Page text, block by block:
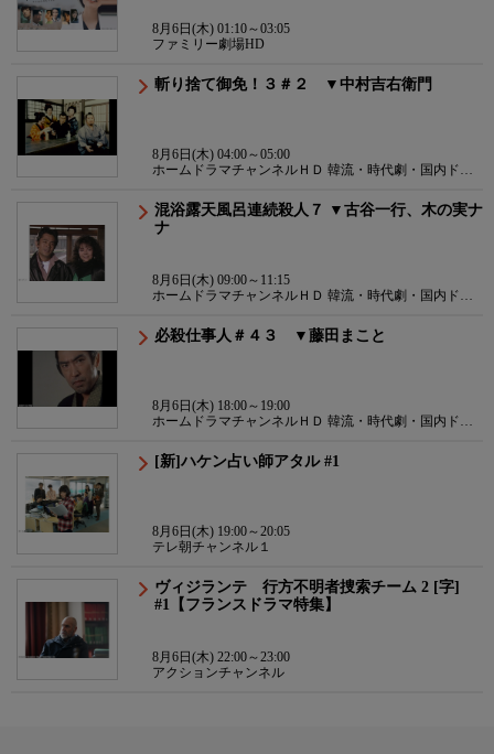
8月6日(木) 01:10～03:05
ファミリー劇場HD
斬り捨て御免！３＃２ ▼中村吉右衛門
8月6日(木) 04:00～05:00
ホームドラマチャンネルＨＤ 韓流・時代劇・国内ドラ
混浴露天風呂連続殺人７ ▼古谷一行、木の実ナ
ナ
8月6日(木) 09:00～11:15
ホームドラマチャンネルＨＤ 韓流・時代劇・国内ドラ
必殺仕事人＃４３ ▼藤田まこと
8月6日(木) 18:00～19:00
ホームドラマチャンネルＨＤ 韓流・時代劇・国内ドラ
[新]ハケン占い師アタル #1
8月6日(木) 19:00～20:05
テレ朝チャンネル１
ヴィジランテ 行方不明者捜索チーム 2 [字]
#1【フランスドラマ特集】
8月6日(木) 22:00～23:00
アクションチャンネル